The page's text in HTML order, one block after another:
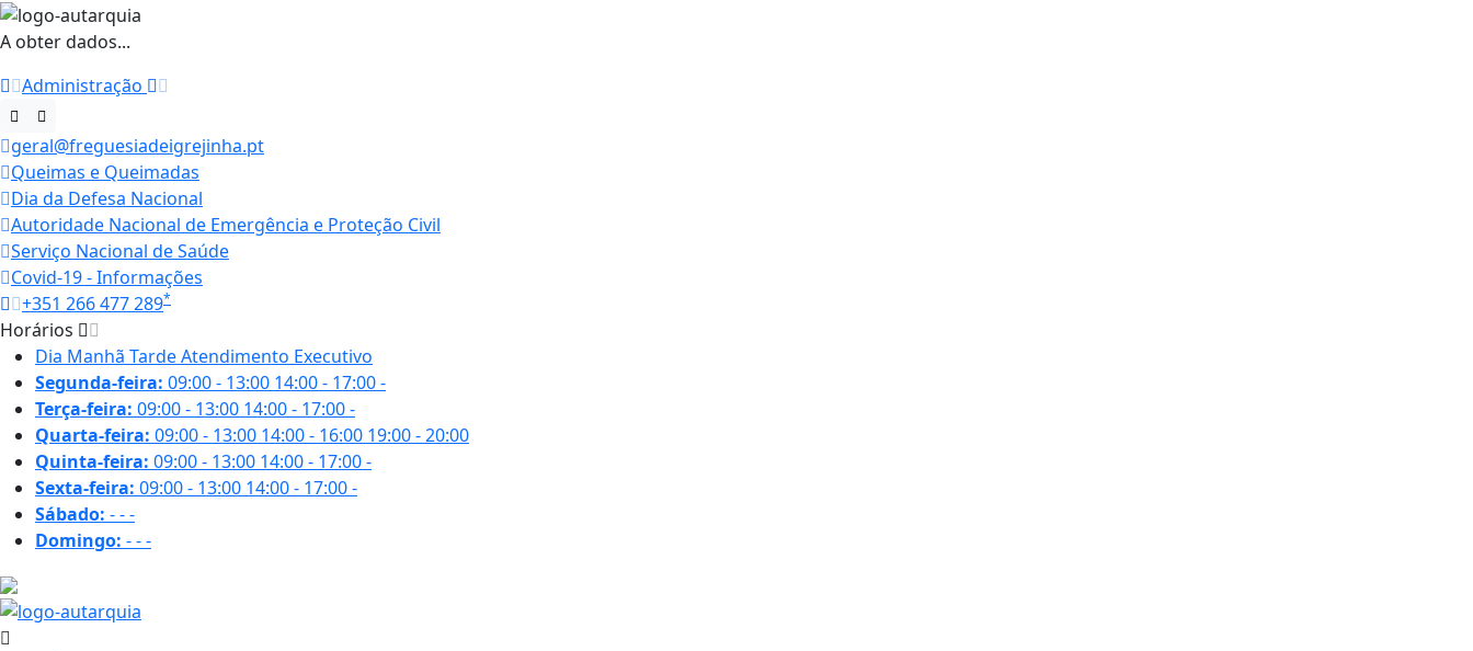
A obter dados...
Administração
geral@freguesiadeigrejinha.pt
Queimas e Queimadas
Dia da Defesa Nacional
Autoridade Nacional de Emergência e Proteção Civil
Serviço Nacional de Saúde
Covid-19 - Informações
+351 266 477 289*
Horários
Dia Manhã TardeAtendimento Executivo
Segunda-feira: 09:00 - 13:00 14:00 - 17:00-
Terça-feira: 09:00 - 13:00 14:00 - 17:00-
Quarta-feira: 09:00 - 13:00 14:00 - 16:00 19:00 - 20:00
Quinta-feira: 09:00 - 13:00 14:00 - 17:00-
Sexta-feira: 09:00 - 13:00 14:00 - 17:00-
Sábado: ---
Domingo: ---